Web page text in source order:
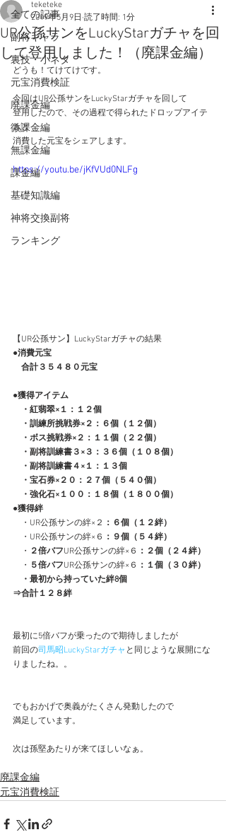
全ての記事
副将キャラ
裏技・小ネタ
元宝消費検証
廃課金編
微課金編
無課金編
課金編
基礎知識編
神将交換副将
ランキング
UR公孫サンをLuckyStarガチャを回
して登用しました！（廃課金編）
teketeke
2019年5月9日 読了時間: 1分
どうも！てけてけです。
今回はUR公孫サンをLuckyStarガチャを回して
登用したので、その過程で得られたドロップアイテ
ムと
消費した元宝をシェアします。
https://youtu.be/jKfVUd0NLFg
【UR公孫サン】LuckyStarガチャの結果
●消費元宝
合計３５４８０元宝
●獲得アイテム
・紅翡翠×１：１２個
・訓練所挑戦券×２：６個（１２個）
・ボス挑戦券×２：１１個（２２個）
・副将訓練書３×３：３６個（１０８個）
・副将訓練書４×１：１３個
・宝石券×２０：２７個（５４０個）
・強化石×１００：１８個（１８００個）
●獲得絆
・UR公孫サンの絆×２ ：６個（１２絆）
・UR公孫サンの絆×６ ：９個（５４絆）
・ ２倍バフUR公孫サンの絆×６ ：２個（２４絆）
・ ５倍バフUR公孫サンの絆×６ ：１個（３０絆）
・最初から持っていた絆8個
⇒合計１２８絆
最初に5倍バフが乗ったので期待しましたが
前回の司馬昭LuckyStarガチャ と同じような展開にな
りましたね。。
でもおかげで奥義がたくさん発動したので
満足しています。
次は孫堅あたりが来てほしいなぁ。
廃課金編
元宝消費検証